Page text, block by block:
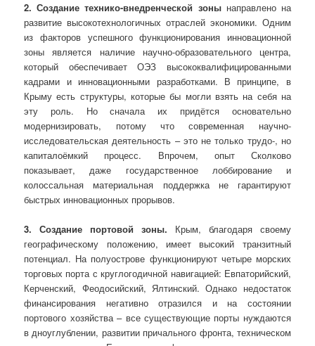
2. Создание технико-внедренческой зоны направлено на
развитие высокотехнологичных отраслей экономики. Одним
из факторов успешного функционирования инновационной
зоны является наличие научно-образовательного центра,
который обеспечивает ОЭЗ высококвалифици­рованными
кадрами и инновационными разработками. В принципе, в
Крыму есть структуры, которые бы могли взять на себя на
эту роль. Но сначала их придётся основательно
модернизировать, потому что современная научно-
исследовательская деятельность – это не только трудо-, но
капиталоёмкий процесс. Впрочем, опыт Сколково
показывает, даже государственное лоббирование и
колоссальная материальная поддержка не гарантируют
быстрых инновационных прорывов.
3. Создание портовой зоны. Крым, благодаря своему
географическому положению, имеет высокий транзитный
потенциал. На полуострове функционируют четыре морских
торговых порта с круглогодичной навигацией: Евпаторийский,
Керченский, Феодосийский, Ялтинский. Однако недостаток
финансирования негативно отразился и на состоянии
портового хозяйства – все существующие порты нуждаются
в дноуглублении, развитии причального фронта, техническом